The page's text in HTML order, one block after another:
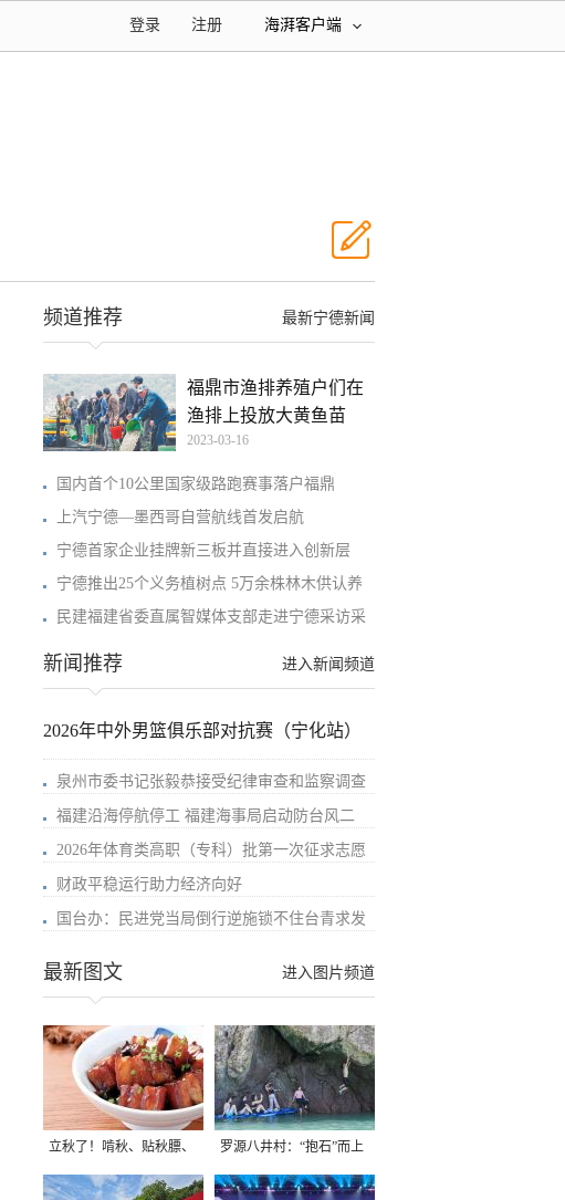
海湃客户端
注册
登录
最新宁德新闻
频道推荐
福鼎市渔排养殖户们在
渔排上投放大黄鱼苗
2023-03-16
国内首个10公里国家级路跑赛事落户福鼎
上汽宁德—墨西哥自营航线首发启航
宁德首家企业挂牌新三板并直接进入创新层
宁德推出25个义务植树点 5万余株林木供认养
民建福建省委直属智媒体支部走进宁德采访采
进入新闻频道
新闻推荐
2026年中外男篮俱乐部对抗赛（宁化站）
泉州市委书记张毅恭接受纪律审查和监察调查
福建沿海停航停工 福建海事局启动防台风二
2026年体育类高职（专科）批第一次征求志愿
财政平稳运行助力经济向好
国台办：民进党当局倒行逆施锁不住台青求发
进入图片频道
最新图文
立秋了！啃秋、贴秋膘、
晒秋，福建人这样过才够
罗源八井村：“抱石”而上